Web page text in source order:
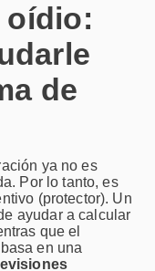
oídio:
de
ya no es
Por lo tanto, es
(protector). Un
ayudar a calcular
que el
en una